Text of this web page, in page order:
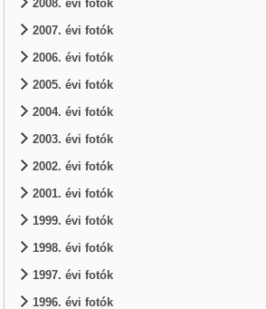
2008. évi fotók
2007. évi fotók
2006. évi fotók
2005. évi fotók
2004. évi fotók
2003. évi fotók
2002. évi fotók
2001. évi fotók
1999. évi fotók
1998. évi fotók
1997. évi fotók
1996. évi fotók